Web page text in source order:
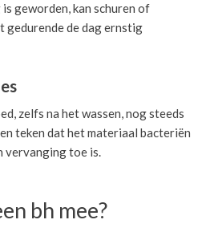
geworden, kan schuren of
de dag ernstig
zelfs na het wassen, nog steeds
teken dat het materiaal bacteriën
vervanging toe is.
bh mee?